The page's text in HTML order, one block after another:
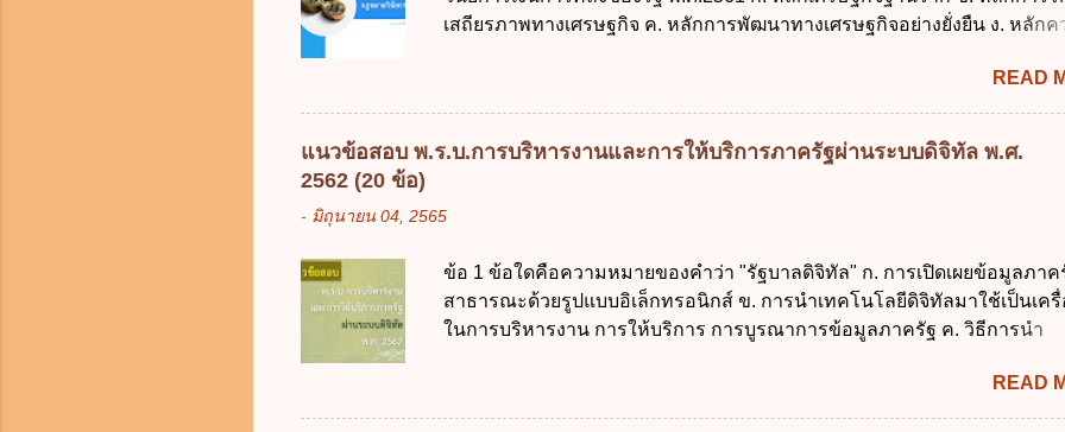
ใช้จ่ายงบประมาณให้เป็นไปอย่างโปร่งใสและตรวจสอบได้ ข้อ 4. พระราชบัญ
การงบประมาณ พ.ศ. 2561 บัญญัติให้การบริหา...
เสถียรภาพทางเศรษฐกิจ ค. หลักการพัฒนาทางเศรษฐกิจอย่างยั่งยืน ง. หลักค
เป็นกรอบในการบริหารหนี้สาธารณะเป็นไปตามข้อใด ก. ไม่เกินร้อยละ 5 ข.
ร้อยละ 10 ค. ไม่เกินร้อยละ 35 ง. ไม่เกินร้อยละ 60 ข้อ 3 กฎหมายว่าด้วยวินัย
การคลังของรัฐกำหนดหลักการห้ามเสนอกฎหมายที่ให้จัดเก็บภาษีอากรหรือค่
ธรรมเนียมเพิ่มขึ้นจากที่กำหนดไว้ในกฎหมายเพื่อการนำไปใช้จ่ายตามวัตถุปร
ต้องการของชุมชน ข. เพื่อป็นรายได้ขององค์กรปกครองส่วนท้องถิ่น ค. มีเหตุจ
ของรัฐจะต้องนำแผนการคลังระยะปานกลางที่คณะรัฐมนตรีเห็นชอบแล้วไป
ประกอบการพิจารณาในเรื่องต่อไปนี้ ยกเว้นข้อใด ก. การจัดเก็บหรือหารายไ
การจัดสรรงบประมาณรายจ่าย ค. การจัดทำงบประมาณ ง. การก่...
READ
แนวข้อสอบ พ.ร.บ.การบริหารงานและการให้บริการภาครัฐผ่านระบบดิจิทัล พ.ศ.
2562 (20 ข้อ)
- มิถุนายน 04, 2565
ข้อ 1 ข้อใดคือความหมายของคำว่า "รัฐบาลดิจิทัล" ก. การเปิดเผยข้อมูลภาค
สาธารณะด้วยรูปแบบอิเล็กทรอนิกส์ ข. การนำเทคโนโลยีดิจิทัลมาใช้เป็นเค
ในการบริหารงาน การให้บริการ การบูรณาการข้อมูลภาครัฐ ค. วิธีการนำ
(องค์การมหาชน) ข้อ 2 การบริหารงานภาครัฐและการจัดทำบริการสาธาร
ระบบดิจิทัล ต้องมีวัตถุประสงค์ดังต่อไปนี้ ยกเว้น ข้อใด ก. ให้มีการใช้ระบบดิ
READ